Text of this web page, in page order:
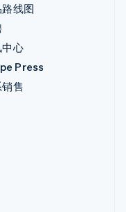
线图
中心
Press
售